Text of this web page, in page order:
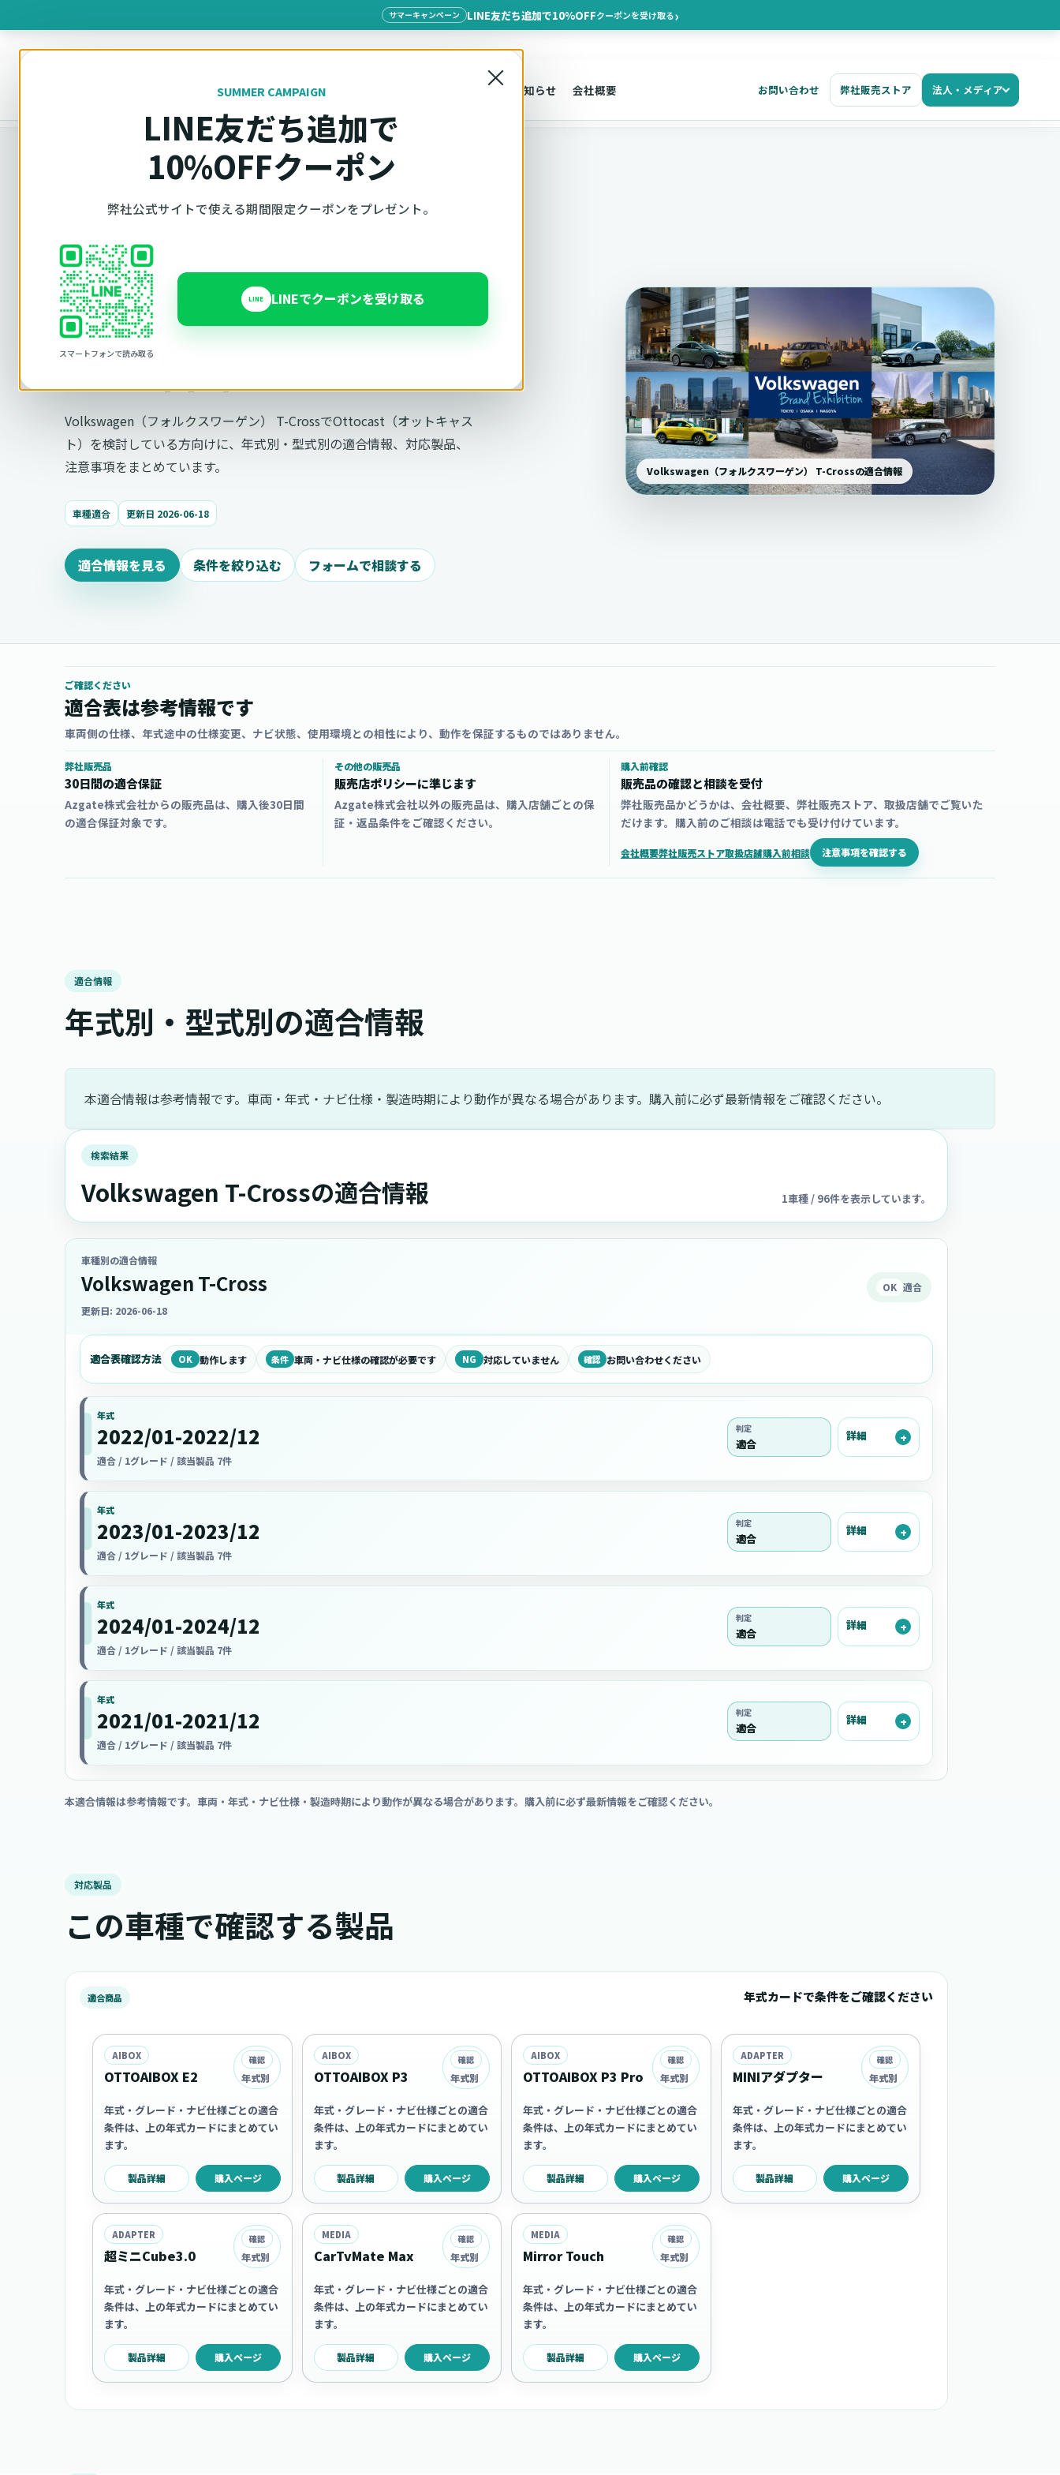
サマーキャンペーン LINE友だち追加で10%OFFクーポンを受け取る
×
SUMMER CAMPAIGN
LINE友だち追加で
10%OFFクーポン
弊社公式サイトで使える期間限定クーポンをプレゼント。
スマートフォンで読み取る
LINE LINEでクーポンを受け取る
製品を探す サポート お知らせ 会社概要 お問い合わせ 弊社販売ストア
法人・メディア
車種別適合
オットキャスト
Volkswagen T-Cross
の適合確認
Volkswagen（フォルクスワーゲン） T-CrossでOttocast（オットキャス
ト）を検討している方向けに、年式別・型式別の適合情報、対応製品、
注意事項をまとめています。
車種適合 更新日 2026-06-18
適合情報を見る 条件を絞り込む フォームで相談する
Volkswagen（フォルクスワーゲン） T-Crossの適合情報
ご確認ください
適合表は参考情報です
車両側の仕様、年式途中の仕様変更、ナビ状態、使用環境との相性により、動作を保証するものではありません。
弊社販売品
30日間の適合保証
Azgate株式会社からの販売品は、購入後30日間
の適合保証対象です。
その他の販売品
販売店ポリシーに準じます
Azgate株式会社以外の販売品は、購入店舗ごとの保
証・返品条件をご確認ください。
購入前確認
販売品の確認と相談を受付
弊社販売品かどうかは、会社概要、弊社販売ストア、取扱店舗でご覧いた
だけます。購入前のご相談は電話でも受け付けています。
会社概要弊社販売ストア取扱店舗購入前相談 注意事項を確認する
適合情報
年式別・型式別の適合情報
本適合情報は参考情報です。車両・年式・ナビ仕様・製造時期により動作が異なる場合があります。購入前に必ず最新情報をご確認ください。
検索結果
Volkswagen T-Crossの適合情報 1車種 / 96件を表示しています。
車種別の適合情報
Volkswagen T-Cross
更新日: 2026-06-18
OK 適合
適合表確認方法 OK 動作します 条件 車両・ナビ仕様の確認が必要です NG 対応していません 確認 お問い合わせください
年式
2022/01-2022/12
適合 / 1グレード / 該当製品 7件
判定
適合
詳細
年式
2023/01-2023/12
適合 / 1グレード / 該当製品 7件
判定
適合
詳細
年式
2024/01-2024/12
適合 / 1グレード / 該当製品 7件
判定
適合
詳細
年式
2021/01-2021/12
適合 / 1グレード / 該当製品 7件
判定
適合
詳細
本適合情報は参考情報です。車両・年式・ナビ仕様・製造時期により動作が異なる場合があります。購入前に必ず最新情報をご確認ください。
対応製品
この車種で確認する製品
適合商品 年式カードで条件をご確認ください
AIBOX
OTTOAIBOX E2
確認
年式別
年式・グレード・ナビ仕様ごとの適合
条件は、上の年式カードにまとめてい
ます。
製品詳細 購入ページ
AIBOX
OTTOAIBOX P3
確認
年式別
年式・グレード・ナビ仕様ごとの適合
条件は、上の年式カードにまとめてい
ます。
製品詳細 購入ページ
AIBOX
OTTOAIBOX P3 Pro
確認
年式別
年式・グレード・ナビ仕様ごとの適合
条件は、上の年式カードにまとめてい
ます。
製品詳細 購入ページ
ADAPTER
MINIアダプター
確認
年式別
年式・グレード・ナビ仕様ごとの適合
条件は、上の年式カードにまとめてい
ます。
製品詳細 購入ページ
ADAPTER
超ミニCube3.0
確認
年式別
年式・グレード・ナビ仕様ごとの適合
条件は、上の年式カードにまとめてい
ます。
製品詳細 購入ページ
MEDIA
CarTvMate Max
確認
年式別
年式・グレード・ナビ仕様ごとの適合
条件は、上の年式カードにまとめてい
ます。
製品詳細 購入ページ
MEDIA
Mirror Touch
確認
年式別
年式・グレード・ナビ仕様ごとの適合
条件は、上の年式カードにまとめてい
ます。
製品詳細 購入ページ